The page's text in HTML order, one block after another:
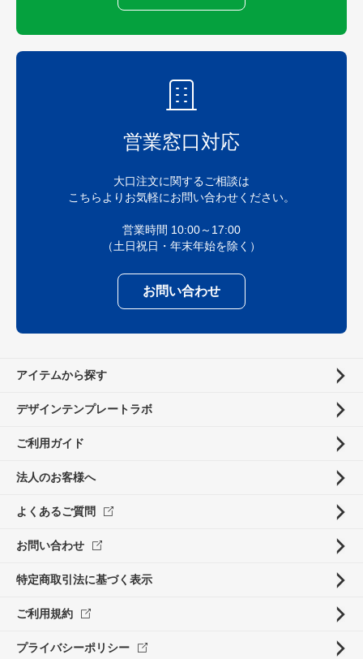
営業窓口対応
大口注文に関するご相談は
こちらよりお気軽にお問い合わせください。
営業時間 10:00～17:00
（土日祝日・年末年始を除く）
お問い合わせ
アイテムから探す
デザインテンプレートラボ
ご利用ガイド
法人のお客様へ
よくあるご質問
お問い合わせ
特定商取引法に基づく表示
ご利用規約
プライバシーポリシー